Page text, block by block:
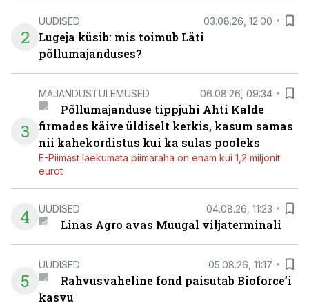
2
UUDISED 03.08.26, 12:00
Lugeja küsib: mis toimub Läti
põllumajanduses?
3
MAJANDUSTULEMUSED 06.08.26, 09:34
Põllumajanduse tippjuhi Ahti Kalde
firmades käive üldiselt kerkis, kasum samas
nii kahekordistus kui ka sulas pooleks
E-Piimast laekumata piimaraha on enam kui 1,2 miljonit
eurot
4 UUDISED 04.08.26, 11:23
Linas Agro avas Muugal viljaterminali
5
UUDISED 05.08.26, 11:17
Rahvusvaheline fond paisutab Bioforce’i
kasvu